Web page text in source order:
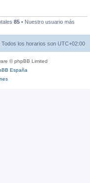
85 • Nuestro usuario más
Todos los horarios son UTC+02:00
© phpBB Limited
España